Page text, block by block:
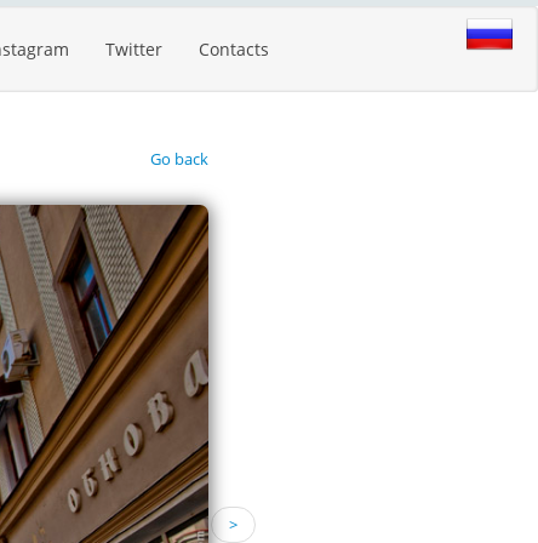
Twitter Contacts
Go back
>